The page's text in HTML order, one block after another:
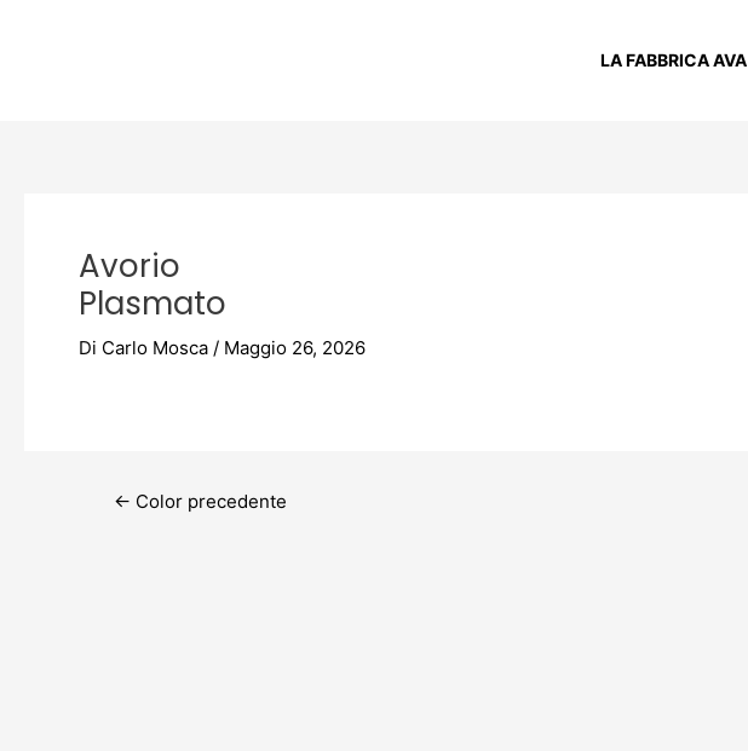
LA FABBRICA AVA
Avorio
Plasmato
Di Carlo Mosca / Maggio 26, 2026
← Color precedente